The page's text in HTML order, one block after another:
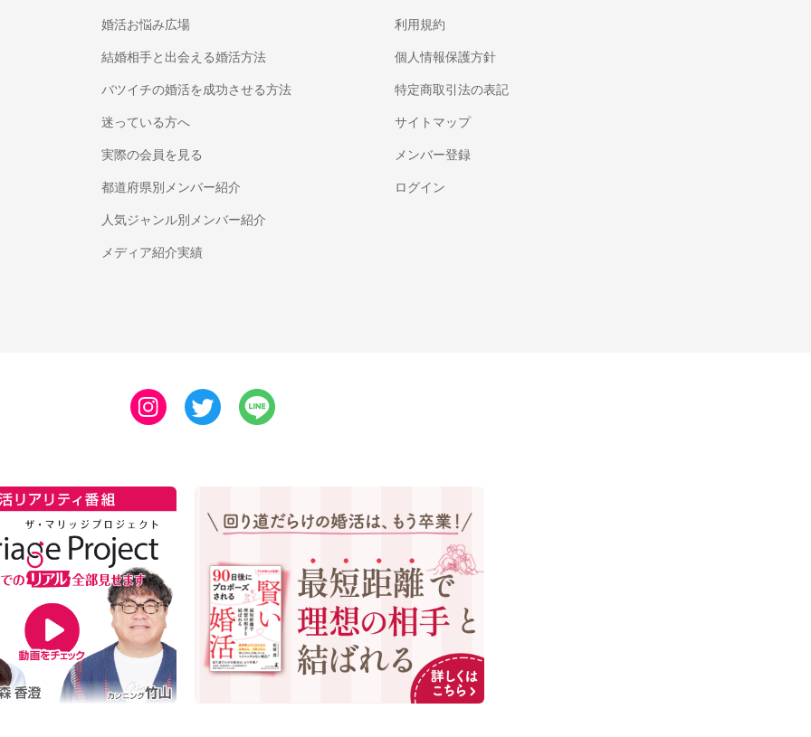
婚活お悩み広場
結婚相手と出会える婚活方法
バツイチの婚活を成功させる方法
迷っている方へ
実際の会員を見る
都道府県別メンバー紹介
人気ジャンル別メンバー紹介
メディア紹介実績
利用規約
個人情報保護方針
特定商取引法の表記
サイトマップ
メンバー登録
ログイン